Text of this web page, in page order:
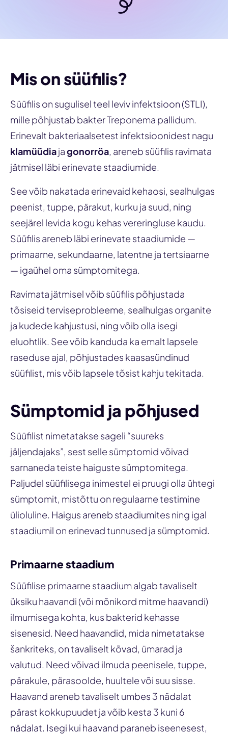
Mis on süüfilis?
Süüfilis on sugulisel teel leviv infektsioon (STLI),
mille põhjustab bakterTreponema pallidum.
Erinevalt bakteriaalsetest infektsioonidest nagu
klamüüdiajagonorröa, areneb süüfilis ravimata
jätmisel läbi erinevate staadiumide.
See võib nakatada erinevaid kehaosi, sealhulgas
peenist, tuppe, pärakut, kurku ja suud, ning
seejärel levida kogu kehas vereringluse kaudu.
Süüfilis areneb läbi erinevate staadiumide —
primaarne, sekundaarne, latentne ja tertsiaarne
— igaühel oma sümptomitega.
Ravimata jätmisel võib süüfilis põhjustada
tõsiseid terviseprobleeme, sealhulgas organite
ja kudede kahjustusi, ning võib olla isegi
eluohtlik. See võib kanduda ka emalt lapsele
raseduse ajal, põhjustades kaasasündinud
süüfilist, mis võib lapsele tõsist kahju tekitada.
Sümptomid ja põhjused
Süüfilist nimetatakse sageli “suureks
jäljendajaks”, sest selle sümptomid võivad
sarnaneda teiste haiguste sümptomitega.
Paljudel süüfilisega inimestel ei pruugi olla ühtegi
sümptomit, mistõttu on regulaarne testimine
ülioluline. Haigus areneb staadiumites ning igal
staadiumil on erinevad tunnused ja sümptomid.
Primaarne staadium
Süüfilise primaarne staadium algab tavaliselt
üksiku haavandi (või mõnikord mitme haavandi)
ilmumisega kohta, kus bakterid kehasse
sisenesid. Need haavandid, mida nimetatakse
šankriteks, on tavaliselt kõvad, ümarad ja
valutud. Need võivad ilmuda peenisele, tuppe,
pärakule, pärasoolde, huultele või suu sisse.
Haavand areneb tavaliselt umbes 3 nädalat
pärast kokkupuudet ja võib kesta 3 kuni 6
nädalat. Isegi kui haavand paraneb iseenesest,